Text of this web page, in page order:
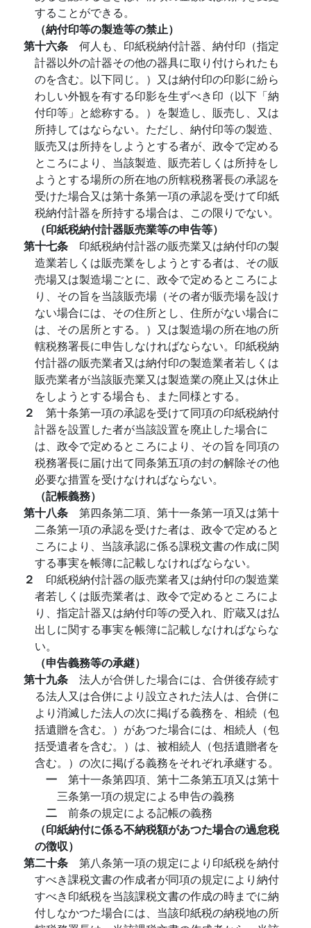
することができる。
（納付印等の製造等の禁止）
第十六条 何人も、印紙税納付計器、納付印（指定
計器以外の計器その他の器具に取り付けられたも
のを含む。以下同じ。）又は納付印の印影に紛ら
わしい外観を有する印影を生ずべき印（以下「納
付印等」と総称する。）を製造し、販売し、又は
所持してはならない。ただし、納付印等の製造、
販売又は所持をしようとする者が、政令で定める
ところにより、当該製造、販売若しくは所持をし
ようとする場所の所在地の所轄税務署長の承認を
受けた場合又は第十条第一項の承認を受けて印紙
税納付計器を所持する場合は、この限りでない。
（印紙税納付計器販売業等の申告等）
第十七条 印紙税納付計器の販売業又は納付印の製
造業若しくは販売業をしようとする者は、その販
売場又は製造場ごとに、政令で定めるところによ
り、その旨を当該販売場（その者が販売場を設け
ない場合には、その住所とし、住所がない場合に
は、その居所とする。）又は製造場の所在地の所
轄税務署長に申告しなければならない。印紙税納
付計器の販売業者又は納付印の製造業者若しくは
販売業者が当該販売業又は製造業の廃止又は休止
をしようとする場合も、また同様とする。
２ 第十条第一項の承認を受けて同項の印紙税納付
計器を設置した者が当該設置を廃止した場合に
は、政令で定めるところにより、その旨を同項の
税務署長に届け出て同条第五項の封の解除その他
必要な措置を受けなければならない。
（記帳義務）
第十八条 第四条第二項、第十一条第一項又は第十
二条第一項の承認を受けた者は、政令で定めると
ころにより、当該承認に係る課税文書の作成に関
する事実を帳簿に記載しなければならない。
２ 印紙税納付計器の販売業者又は納付印の製造業
者若しくは販売業者は、政令で定めるところによ
り、指定計器又は納付印等の受入れ、貯蔵又は払
出しに関する事実を帳簿に記載しなければならな
い。
（申告義務等の承継）
第十九条 法人が合併した場合には、合併後存続す
る法人又は合併により設立された法人は、合併に
より消滅した法人の次に掲げる義務を、相続（包
括遺贈を含む。）があつた場合には、相続人（包
括受遺者を含む。）は、被相続人（包括遺贈者を
含む。）の次に掲げる義務をそれぞれ承継する。
一 第十一条第四項、第十二条第五項又は第十
三条第一項の規定による申告の義務
二 前条の規定による記帳の義務
（印紙納付に係る不納税額があつた場合の過怠税
の徴収）
第二十条 第八条第一項の規定により印紙税を納付
すべき課税文書の作成者が同項の規定により納付
すべき印紙税を当該課税文書の作成の時までに納
付しなかつた場合には、当該印紙税の納税地の所